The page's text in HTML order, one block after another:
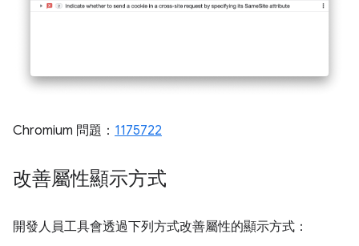
Chromium 問題： 1175722
改善屬性顯示方式
開發人員工具會透過下列方式改善屬性的顯示方式：